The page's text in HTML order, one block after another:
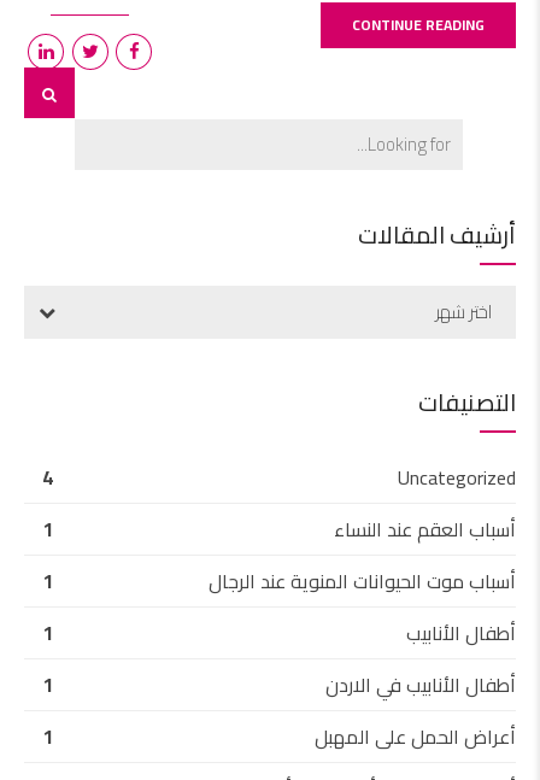
CONTINUE READING
أرشيف المقالات
اختر شهر
التصنيفات
Uncategorized
4
أسباب العقم عند النساء
1
أسباب موت الحيوانات المنوية عند الرجال
1
أطفال الأنابيب
1
أطفال الأنابيب في الاردن
1
أعراض الحمل على المهبل
1